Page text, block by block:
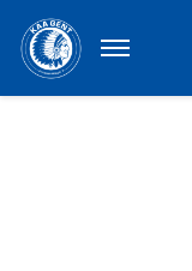
MENU